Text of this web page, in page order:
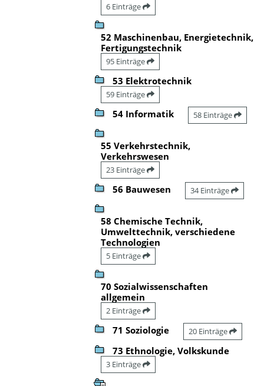
6 Einträge
52 Maschinenbau, Energietechnik,
Fertigungstechnik
95 Einträge
53 Elektrotechnik
59 Einträge
54 Informatik 58 Einträge
55 Verkehrstechnik,
Verkehrswesen
23 Einträge
56 Bauwesen 34 Einträge
58 Chemische Technik,
Umwelttechnik, verschiedene
Technologien
5 Einträge
70 Sozialwissenschaften
allgemein
2 Einträge
71 Soziologie 20 Einträge
73 Ethnologie, Volkskunde
3 Einträge